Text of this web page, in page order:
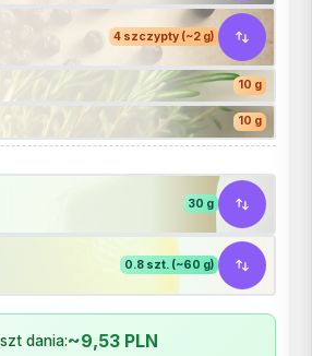
4 szczypty (~2 g)
10 g
10 g
30 g
0.8 szt. (~60 g)
dania:~9,53 PLN